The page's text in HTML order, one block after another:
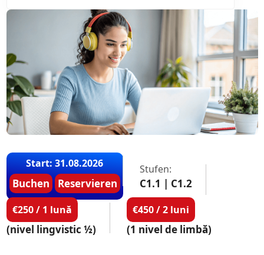
Start: 31.08.2026
Buchen Reservieren
Stufen:
C1.1 | C1.2
€250 / 1 lună
(nivel lingvistic ½)
€450 / 2 luni
(1 nivel de limbă)